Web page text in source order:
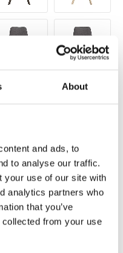
About
and ads, to
to analyse our traffic.
your use of our site with
analytics partners who
that you’ve
collected from your use